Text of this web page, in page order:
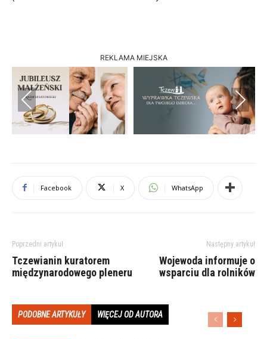
REKLAMA MIEJSKA
Previous Next
Facebook X WhatsApp
Poprzedni artykuł
Tczewianin kuratorem
międzynarodowego pleneru
Następny artykuł
Wojewoda informuje o
wsparciu dla rolników
PODOBNE ARTYKUŁY WIĘCEJ OD AUTORA